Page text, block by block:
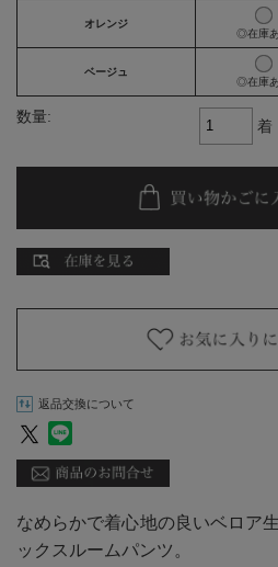
オレンジ
◎在庫
ベージュ
◎在庫
数量:
着
返品交換について
なめらかで着心地の良いベロア
ックスルームパンツ。